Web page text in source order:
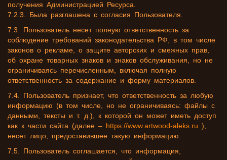
получения Администрацией Ресурса.
7.2.3. Была разглашена с согласия Пользователя.
7.3. Пользователь несет полную ответственность за
соблюдение требований законодательства РФ, в том числе
законов о рекламе, о защите авторских и смежных прав,
об охране товарных знаков и знаков обслуживания, но не
ограничиваясь перечисленным, включая полную
ответственность за содержание и форму материалов.
7.4. Пользователь признает, что ответственность за любую
информацию (в том числе, но не ограничиваясь: файлы с
данными, тексты и т. д.), к которой он может иметь доступ
как к части сайта (далее – https://www.artwood-aleks.ru ),
несет лицо, предоставившее такую информацию.
7.5. Пользователь соглашается, что информация,